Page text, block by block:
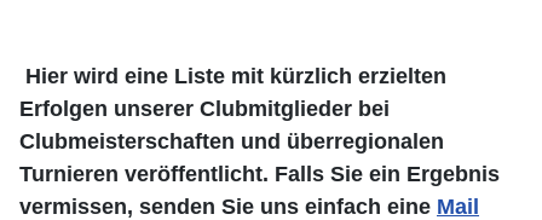
Hier wird eine Liste mit kürzlich erzielten
Erfolgen unserer Clubmitglieder bei
Clubmeisterschaften und überregionalen
Turnieren veröffentlicht. Falls Sie ein Ergebnis
vermissen, senden Sie uns einfach eine Mail